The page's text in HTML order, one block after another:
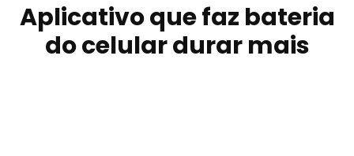
Aplicativo que faz bateria
do celular durar mais